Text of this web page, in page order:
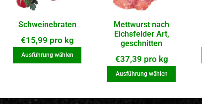
Schweinebraten
€15,99 pro kg
Ausführung wählen
Mettwurst nach
Eichsfelder Art,
geschnitten
€37,39 pro kg
Ausführung wählen